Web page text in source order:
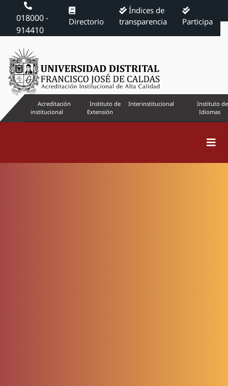
018000 -
914410
Directorio
Índices de
transparencia
Participa
Acreditación
institucional
Instituto de
Extensión
Interinstitucional
Instituto de
Idiomas